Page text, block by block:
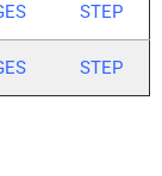
STEP
STEP